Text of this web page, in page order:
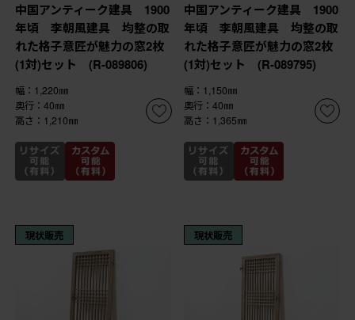
中国アンティーク建具 1900
年頃 李朝風建具 均整の取
れた格子意匠が魅力の窓2枚
(1対)セット (R-089806)
幅：1,220㎜
奥行：40㎜
高さ：1,210㎜
中国アンティーク建具 1900
年頃 李朝風建具 均整の取
れた格子意匠が魅力の窓2枚
(1対)セット (R-089795)
幅：1,150㎜
奥行：40㎜
高さ：1,365㎜
現状販売 現状販売